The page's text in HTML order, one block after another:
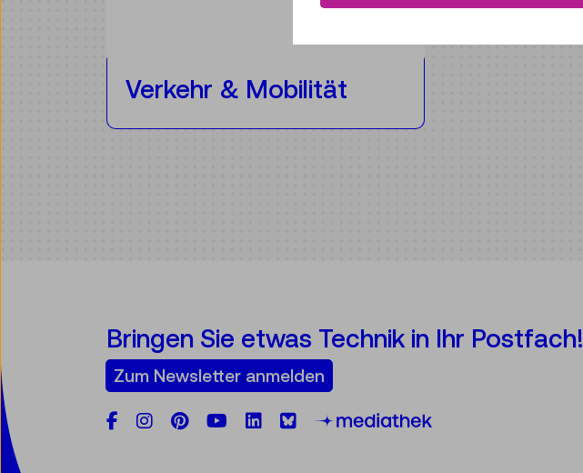
Verkehr & Mobilität
Bringen Sie etwas Technik in Ihr Postfach!
Zum Newsletter anmelden
Facebook
Instagram
Pinterest
YouTube
LinkedIn
Bluesky